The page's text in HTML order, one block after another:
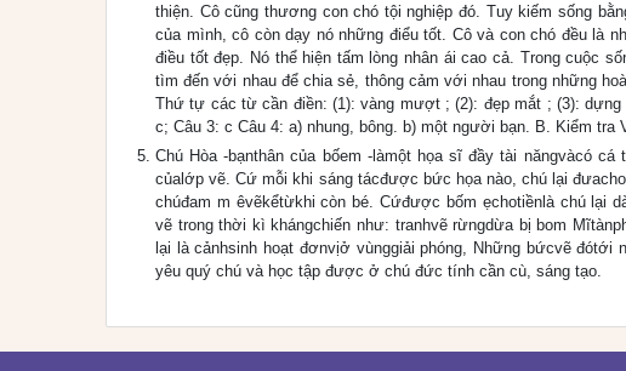
thiện. Cô cũng thương con chó tội nghiệp đó. Tuy kiếm sống
của mình, cô còn dạy nó những điểu tốt. Cô và con chó đều là
điều tốt đẹp. Nó thể hiện tấm lòng nhân ái cao cả. Trong cuộc
tìm đến với nhau để chia sẻ, thông cảm với nhau trong những
Thứ tự các từ cần điền: (1): vàng mượt ; (2): đẹp mắt ; (3):
c; Câu 3: c Câu 4: a) nhung, bông. b) một người bạn. B. Kiểm tra
Chú Hòa -bạnthân của bốem -làmột họa sĩ đầy tài năngvàcó
củalớp vẽ. Cứ mỗi khi sáng tácđược bức họa nào, chú lại
chúđam m êvẽkểtừkhi còn bé. Cứđược bốm ẹchotiềnlà chú lại
vẽ trong thời kì khángchiến như: tranhvẽ rừngdừa bị bom
lại là cảnhsinh hoạt đơnvịở vùnggiải phóng, Những bứcvẽ
yêu quý chú và học tập được ở chú đức tính cần cù, sáng tạo.